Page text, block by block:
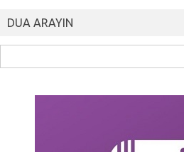
DUA ARAYIN